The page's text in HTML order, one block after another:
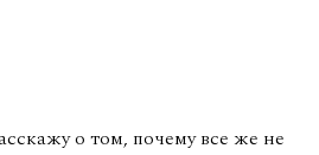
о том, почему все же не